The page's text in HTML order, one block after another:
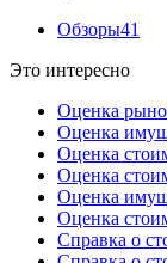
Обзоры41
Это интересно
Оценка
Оценка
Оценка
Оценка
Оценка
Оценка
Справка о